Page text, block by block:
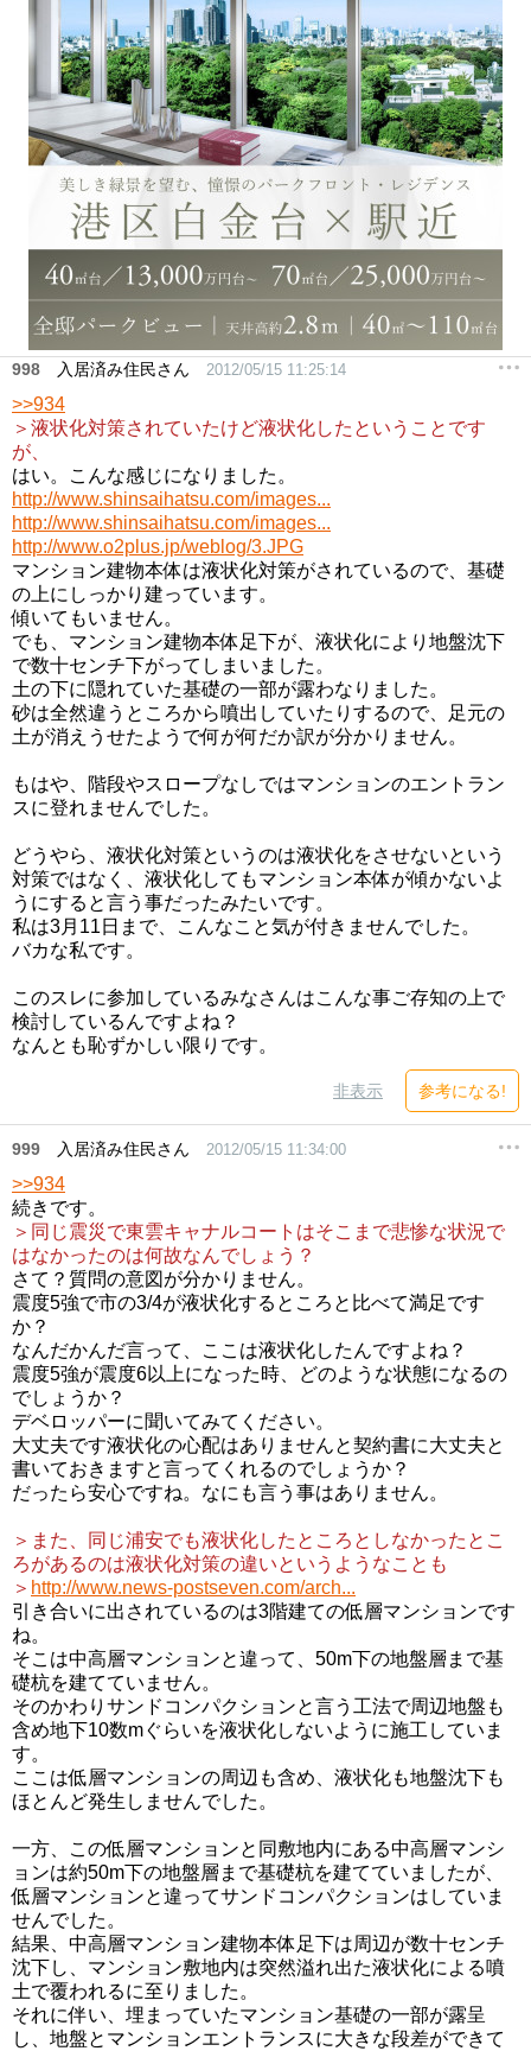
998 入居済み住民さん 2012/05/15 11:25:14
>>934
＞液状化対策されていたけど液状化したということです
が、
はい。こんな感じになりました。
http://www.shinsaihatsu.com/images...
http://www.shinsaihatsu.com/images...
http://www.o2plus.jp/weblog/3.JPG
マンション建物本体は液状化対策がされているので、基礎
の上にしっかり建っています。
傾いてもいません。
でも、マンション建物本体足下が、液状化により地盤沈下
で数十センチ下がってしまいました。
土の下に隠れていた基礎の一部が露わなりました。
砂は全然違うところから噴出していたりするので、足元の
土が消えうせたようで何が何だか訳が分かりません。
もはや、階段やスロープなしではマンションのエントラン
スに登れませんでした。
どうやら、液状化対策というのは液状化をさせないという
対策ではなく、液状化してもマンション本体が傾かないよ
うにすると言う事だったみたいです。
私は3月11日まで、こんなこと気が付きませんでした。
バカな私です。
このスレに参加しているみなさんはこんな事ご存知の上で
検討しているんですよね？
なんとも恥ずかしい限りです。
非表示 参考になる!
999 入居済み住民さん 2012/05/15 11:34:00
>>934
続きです。
＞同じ震災で東雲キャナルコートはそこまで悲惨な状況で
はなかったのは何故なんでしょう？
さて？質問の意図が分かりません。
震度5強で市の3/4が液状化するところと比べて満足です
か？
なんだかんだ言って、ここは液状化したんですよね？
震度5強が震度6以上になった時、どのような状態になるの
でしょうか？
デベロッパーに聞いてみてください。
大丈夫です液状化の心配はありませんと契約書に大丈夫と
書いておきますと言ってくれるのでしょうか？
だったら安心ですね。なにも言う事はありません。
＞また、同じ浦安でも液状化したところとしなかったとこ
ろがあるのは液状化対策の違いというようなことも
＞ http://www.news-postseven.com/arch...
引き合いに出されているのは3階建ての低層マンションです
ね。
そこは中高層マンションと違って、50m下の地盤層まで基
礎杭を建てていません。
そのかわりサンドコンパクションと言う工法で周辺地盤も
含め地下10数mぐらいを液状化しないように施工していま
す。
ここは低層マンションの周辺も含め、液状化も地盤沈下も
ほとんど発生しませんでした。
一方、この低層マンションと同敷地内にある中高層マンシ
ョンは約50m下の地盤層まで基礎杭を建てていましたが、
低層マンションと違ってサンドコンパクションはしていま
せんでした。
結果、中高層マンション建物本体足下は周辺が数十センチ
沈下し、マンション敷地内は突然溢れ出た液状化による噴
土で覆われるに至りました。
それに伴い、埋まっていたマンション基礎の一部が露呈
し、地盤とマンションエントランスに大きな段差ができて